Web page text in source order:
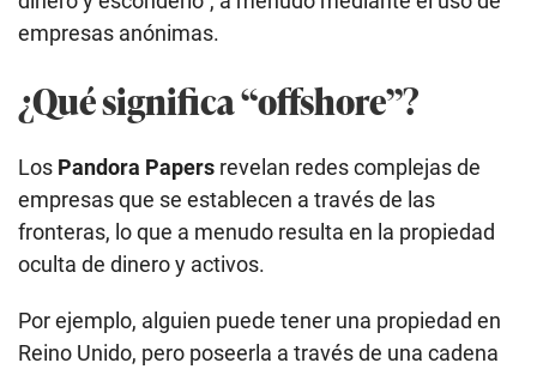
empresas anónimas.
¿Qué significa “offshore”?
Los Pandora Papers revelan redes complejas de
empresas que se establecen a través de las
fronteras, lo que a menudo resulta en la propiedad
oculta de dinero y activos.
Por ejemplo, alguien puede tener una propiedad en
Reino Unido, pero poseerla a través de una cadena